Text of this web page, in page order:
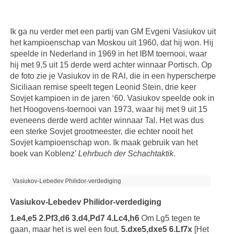
Ik ga nu verder met een partij van GM Evgeni Vasiukov uit
het kampioenschap van Moskou uit 1960, dat hij won. Hij
speelde in Nederland in 1969 in het IBM toernooi, waar
hij met 9,5 uit 15 derde werd achter winnaar Portisch. Op
de foto zie je Vasiukov in de RAI, die in een hyperscherpe
Siciliaan remise speelt tegen Leonid Stein, drie keer
Sovjet kampioen in de jaren ‘60. Vasiukov speelde ook in
het Hoogovens-toernooi van 1973, waar hij met 9 uit 15
eveneens derde werd achter winnaar Tal. Het was dus
een sterke Sovjet grootmeester, die echter nooit het
Sovjet kampioenschap won. Ik maak gebruik van het
boek van Koblenz’ Lehrbuch der Schachtaktik.
Vasiukov-Lebedev Philidor-verdediging
Vasiukov-Lebedev Philidor-verdediging
1.e4,e5 2.Pf3,d6 3.d4,Pd7 4.Lc4,h6 Om Lg5 tegen te
gaan, maar het is wel een fout. 5.dxe5,dxe5 6.Lf7x [Het